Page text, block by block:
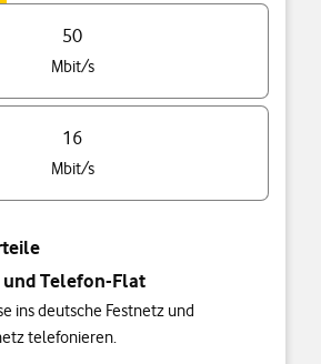
50
Mbit/s
16
Mbit/s
Telefon-Flat
ins deutsche Festnetz und
telefonieren.